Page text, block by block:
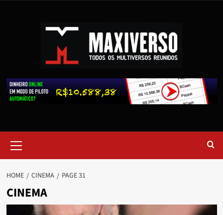
HOME CINEMA PAGE 31
CINEMA